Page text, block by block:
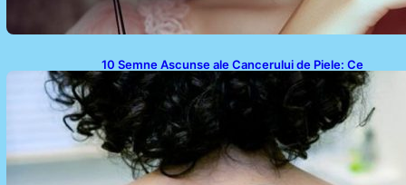
10 Semne Ascunse ale Cancerului de Piele: Ce
Trebuie să Știm pentru a Ne Proteja